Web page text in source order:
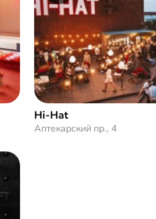
Hi-Hat
Аптекарский пр., 4